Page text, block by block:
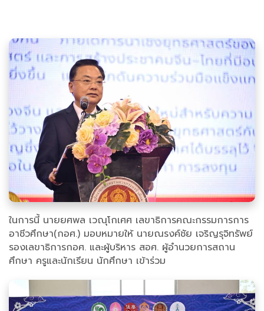
ในการนี้ นายยศพล เวณุโกเศศ เลขาธิการคณะกรรมการการ
อาชีวศึกษา(กอศ.) มอบหมายให้ นายณรงค์ชัย เจริญรุจิทรัพย์
รองเลขาธิการกอศ. และผู้บริหาร สอศ. ผู้อำนวยการสถาน
ศึกษา ครูและนักเรียน นักศึกษา เข้าร่วม